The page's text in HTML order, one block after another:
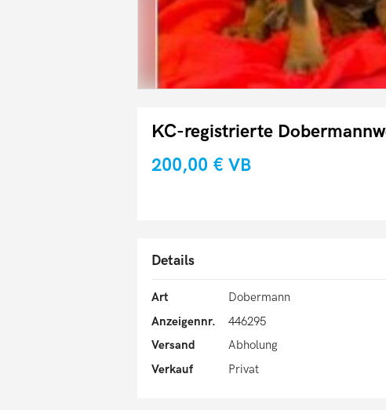
KC-registrierte
200,00 € VB
Details
Art
Dobermann
Anzeigennr.
446295
Versand
Abholung
Verkauf
Privat